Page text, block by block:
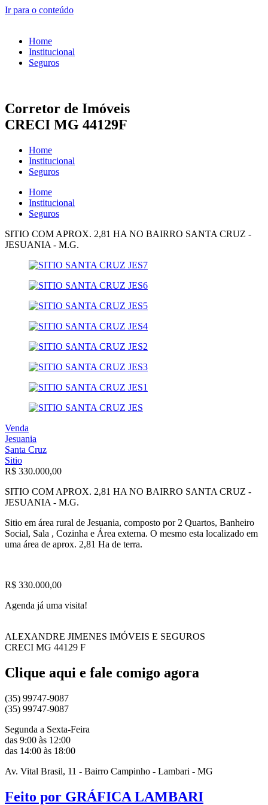
Ir para o conteúdo
Home
Institucional
Seguros
Corretor de Imóveis
CRECI MG 44129F
Home
Institucional
Seguros
Home
Institucional
Seguros
SITIO COM APROX. 2,81 HA NO BAIRRO SANTA CRUZ -
JESUANIA - M.G.
Venda
Jesuania
Santa Cruz
Sitio
R$ 330.000,00
SITIO COM APROX. 2,81 HA NO BAIRRO SANTA CRUZ -
JESUANIA - M.G.
Sitio em área rural de Jesuania, composto por 2 Quartos, Banheiro
Social, Sala , Cozinha e Área externa. O mesmo esta localizado em
uma área de aprox. 2,81 Ha de terra.
R$ 330.000,00
Agenda já uma visita!
ALEXANDRE JIMENES IMÓVEIS E SEGUROS
CRECI MG 44129 F
Clique aqui e fale comigo agora
(35) 99747-9087
(35) 99747-9087
Segunda a Sexta-Feira
das 9:00 às 12:00
das 14:00 às 18:00
Av. Vital Brasil, 11 - Bairro Campinho - Lambari - MG
Feito por GRÁFICA LAMBARI